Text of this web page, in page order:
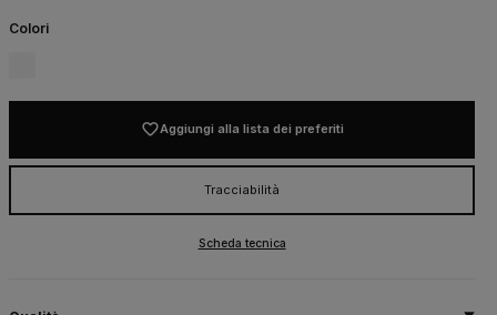
Colori
Aggiungi alla lista dei preferiti
Tracciabilità
Scheda tecnica